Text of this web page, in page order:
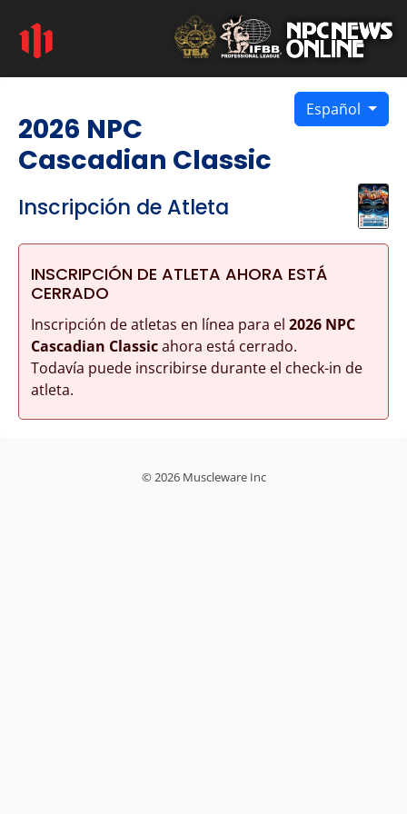
Español
2026 NPC
Cascadian Classic
Inscripción de Atleta
INSCRIPCIÓN DE ATLETA AHORA ESTÁ
CERRADO
Inscripción de atletas en línea para el 2026 NPC
Cascadian Classicahora está cerrado.
Todavía puede inscribirse durante el check-in de
atleta.
© 2026 Muscleware Inc